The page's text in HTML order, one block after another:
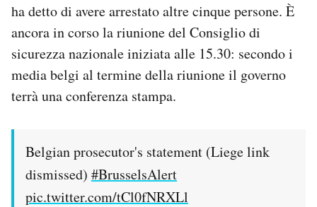
ha detto di avere arrestato altre cinque persone. È
ancora in corso la riunione del Consiglio di
sicurezza nazionale iniziata alle 15.30: secondo i
media belgi al termine della riunione il governo
terrà una conferenza stampa.
Belgian prosecutor's statement (Liege link
dismissed) #BrusselsAlert
pic.twitter.com/tCl0fNRXLl